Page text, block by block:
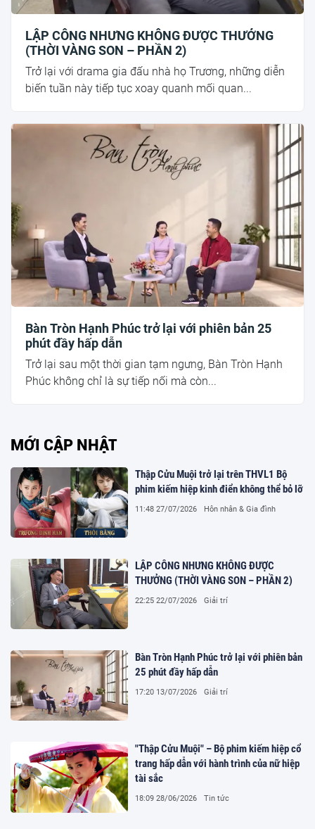
LẬP CÔNG NHƯNG KHÔNG ĐƯỢC THƯỞNG
(THỜI VÀNG SON – PHẦN 2)
Trở lại với drama gia đấu nhà họ Trương, những diễn
biến tuần này tiếp tục xoay quanh mối quan...
Bàn Tròn Hạnh Phúc trở lại với phiên bản 25
phút đầy hấp dẫn
Trở lại sau một thời gian tạm ngưng, Bàn Tròn Hạnh
Phúc không chỉ là sự tiếp nối mà còn...
MỚI CẬP NHẬT
Thập Cửu Muội trở lại trên THVL1 Bộ
phim kiếm hiệp kinh điển không thể bỏ lỡ
11:48 27/07/2026 Hôn nhân & Gia đình
LẬP CÔNG NHƯNG KHÔNG ĐƯỢC
THƯỞNG (THỜI VÀNG SON – PHẦN 2)
22:25 22/07/2026 Giải trí
Bàn Tròn Hạnh Phúc trở lại với phiên bản
25 phút đầy hấp dẫn
17:20 13/07/2026 Giải trí
"Thập Cửu Muội" – Bộ phim kiếm hiệp cổ
trang hấp dẫn với hành trình của nữ hiệp
tài sắc
18:09 28/06/2026 Tin tức